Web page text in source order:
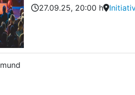
27.09.25, 20:00 h